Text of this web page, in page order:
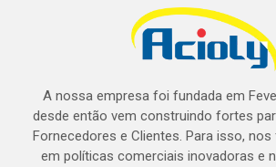
A nossa empresa foi fundada em
desde então vem construindo fortes
Fornecedores e Clientes. Para isso,
em políticas comerciais inovadoras e